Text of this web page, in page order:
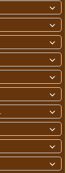









